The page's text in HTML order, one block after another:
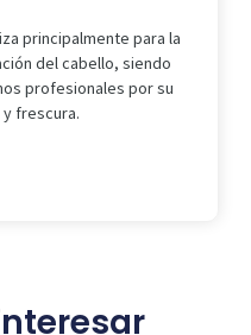
principalmente para la
del cabello, siendo
profesionales por su
frescura.